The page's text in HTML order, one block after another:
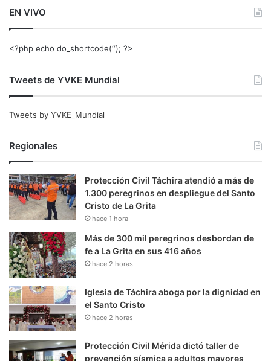
EN VIVO
<?php echo do_shortcode(‘‘); ?>
Tweets de YVKE Mundial
Tweets by YVKE_Mundial
Regionales
Protección Civil Táchira atendió a más de
1.300 peregrinos en despliegue del Santo
Cristo de La Grita
hace 1 hora
Más de 300 mil peregrinos desbordan de
fe a La Grita en sus 416 años
hace 2 horas
Iglesia de Táchira aboga por la dignidad en
el Santo Cristo
hace 2 horas
Protección Civil Mérida dictó taller de
prevención sísmica a adultos mayores